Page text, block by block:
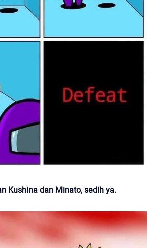
Kushina dan Minato, sedih ya.